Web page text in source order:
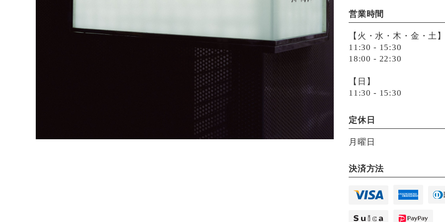
営業時間
【火・水・木・金・土
11:30 - 15:30
18:00 - 22:30
【日】
11:30 - 15:30
定休日
月曜日
決済方法